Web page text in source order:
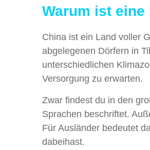
Warum ist
China ist ein Land voller
abgelegenen Dörfern in
unterschiedlichen
Versorgung zu erwarten.
Zwar findest du in den
Sprachen beschriftet.
Für Ausländer bedeutet
dabeihast.